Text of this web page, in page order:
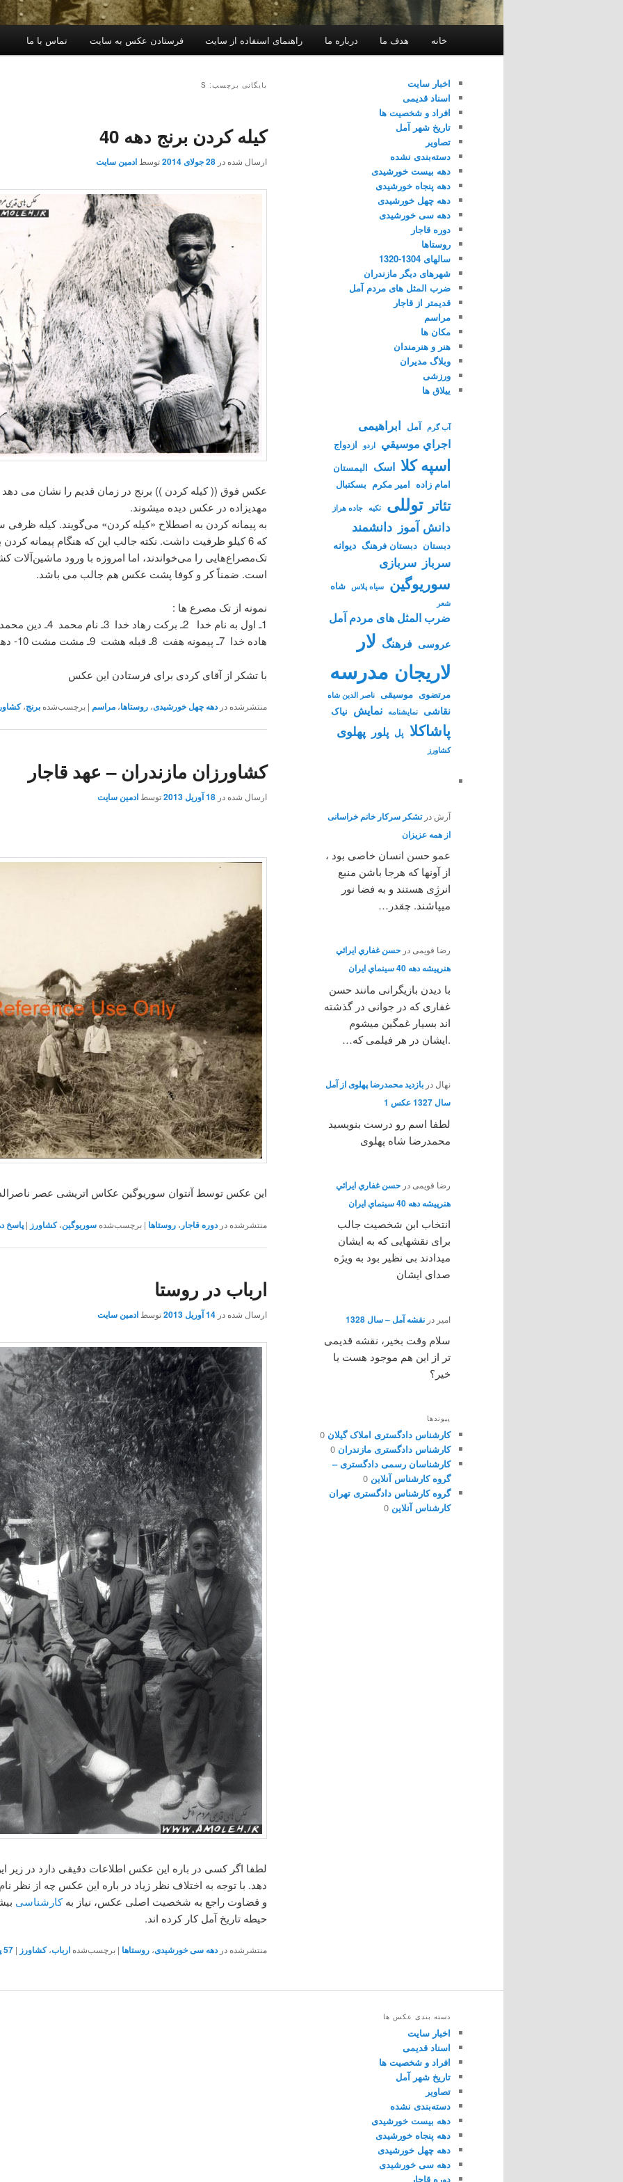
خانه هدف ما درباره ما راهنمای استفاده از سایت فرستادن عکس به سایت تماس با ما
بایگانی برچسب: S
کیله کردن برنج دهه 40
ارسال شده در 28 جولای 2014 توسط ادمین سایت
عکس فوق (( کیله کردن )) برنج در زمان قدیم را نشان می دهد
مهدیزاده در عکس دیده میشوند.
به پیمانه کردن به اصطلاح «کیله کردن» می‌گویند. کیله
که 6 کیلو ظرفیت داشت. نکته جالب این که هنگام پیمانه
تک‌مصراع‌هایی را می‌خواندند، اما امروزه با ورود ماشین‌آلات
است. ضمناً کر و کوفا پشت عکس هم جالب می باشد.
نمونه از تک مصرع ها :
هاده خدا 7ـ پیمونه هفت 8ـ قبله هشت 9ـ مشت مشت 10- دهنده خدائه
با تشکر از آقای کردی برای فرستادن این عکس
منتشرشده در دهه چهل خورشیدی، روستاها، مراسم | برچسب‌شده برنج،
کشاورزان مازندران – عهد قاجار
ارسال شده در 18 آوریل 2013 توسط ادمین سایت
این عکس توسط آنتوان سوریوگین عکاس اتریشی عصر
منتشرشده در دوره قاجار ، روستاها | برچسب‌شده سوریوگین،کشاورز | پاسخ
ارباب در روستا
ارسال شده در 14 آوریل 2013 توسط ادمین سایت
لطفا اگر کسی در باره این عکس اطلاعات دقیقی دارد در
دهد. با توجه به اختلاف نظر زیاد در باره این عکس چه از نظر
و قضاوت راجع به شخصیت اصلی عکس، نیاز بهکارشناسی
حیطه تاریخ آمل کار کرده اند.
منتشرشده در دهه سی خورشیدی، روستاها | برچسب‌شده ارباب،کشاورز |
57
اخبار سایت
اسناد قدیمی
افراد و شخصیت ها
تاریخ شهر آمل
تصاویر
دسته‌بندی نشده
دهه بیست خورشیدی
دهه پنجاه خورشیدی
دهه چهل خورشیدی
دهه سی خورشیدی
دوره قاجار
روستاها
سالهای 1304-1320
شهرهای دیگر مازندران
ضرب المثل های مردم آمل
قدیمتر از قاجار
مراسم
مکان ها
هنر و هنرمندان
وبلاگ مدیران
ورزشی
ییلاق ها
آب گرم آمل ابراهیمی
اجراي موسيقي اردو ازدواج
اسپه کلا اسک الیمستان
امام زاده امیر مکرم بسکتبال
تئاتر توللی تکیه جاده هراز
دانش آموز دانشمند
دبستان دبستان فرهنگ دیوانه
سرباز سربازی
سوریوگین سیاه پلاس شاه
شعر
ضرب المثل های مردم آمل
عروسی فرهنگ لار
لاریجان مدرسه
مرتضوی موسیقی ناصر الدین شاه
نقاشی نمايشنامه نمایش نیاک
پاشاکلا پل پلور پهلوی
کشاورز
آرش درتشکر سرکار خانم خراسانی
از همه عزیزان
عمو حسن انسان خاصی بود ،
از آونها که هرجا باشن منبع
انرژِی هستند و به فضا نور
میپاشند. چقدر…
رضا قویمی در حسن غفاري ايرائي
هنرپيشه دهه 40 سينماي ايران
با دیدن بازیگرانی مانند حسن
غفاری که در جوانی در گذشته
اند بسیار غمگین میشوم
.ایشان در هر فیلمی که…
نهال در بازدید محمدرضا پهلوی از آمل
سال 1327 عکس 1
لطفا اسم رو درست بنویسید
محمدرضا شاه پهلوی
رضا قویمی در حسن غفاري ايرائي
هنرپيشه دهه 40 سينماي ايران
انتخاب ابن شخصیت جالب
برای نقشهایی که به ایشان
میدادند بی نظیر بود به ویژه
صدای ایشان
امیر در نقشه آمل – سال 1328
سلام وقت بخیر، نقشه قدیمی
تر از این هم موجود هست یا
خیر؟
پیوندها
کارشناس دادگستری املاک گیلان
کارشناس دادگستری مازندران
کارشناسان رسمی دادگستری –
گروه کارشناس آنلاین
گروه کارشناس دادگستری تهران
کارشناس آنلاین
دسته بندی عکس ها
اخبار سایت
اسناد قدیمی
افراد و شخصیت ها
تاریخ شهر آمل
تصاویر
دسته‌بندی نشده
دهه بیست خورشیدی
دهه پنجاه خورشیدی
دهه چهل خورشیدی
دهه سی خورشیدی
دوره قاجار